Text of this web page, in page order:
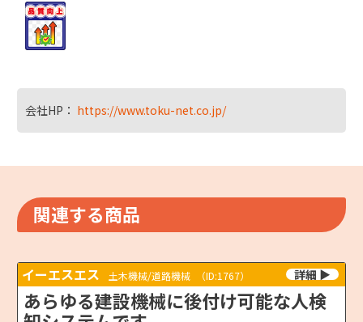
会社HP： https://www.toku-net.co.jp/
関連する商品
イーエスエス 土木機械/道路機械 （ID:1767）
あらゆる建設機械に後付け可能な人検